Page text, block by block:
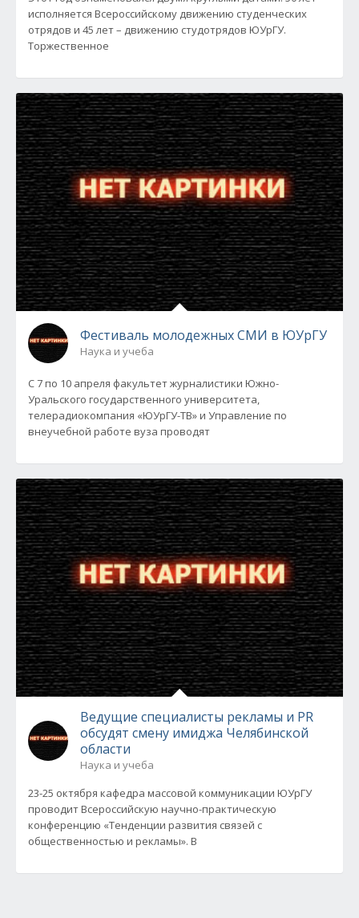
исполняется Всероссийскому движению студенческих
отрядов и 45 лет – движению студотрядов ЮУрГУ.
Торжественное
Фестиваль молодежных СМИ в ЮУрГУ
Наука и учеба
С 7 по 10 апреля факультет журналистики Южно-
Уральского государственного университета,
телерадиокомпания «ЮУрГУ-ТВ» и Управление по
внеучебной работе вуза проводят
Ведущие специалисты рекламы и PR
обсудят смену имиджа Челябинской
области
Наука и учеба
23-25 октября кафедра массовой коммуникации ЮУрГУ
проводит Всероссийскую научно-практическую
конференцию «Тенденции развития связей с
общественностью и рекламы». В